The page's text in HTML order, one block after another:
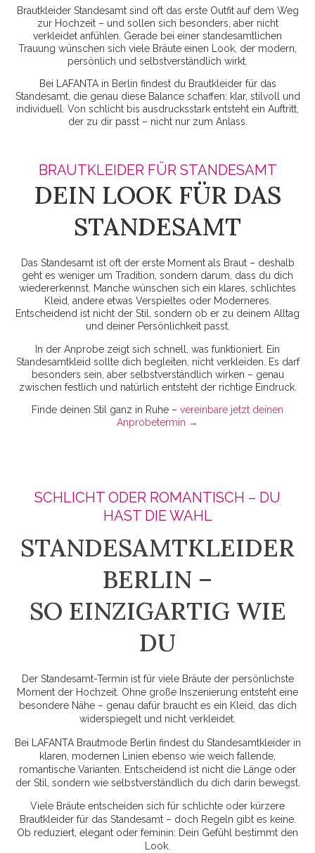
Brautkleider Standesamt sind oft das erste Outfit auf dem Weg
zur Hochzeit – und sollen sich besonders, aber nicht
verkleidet anfühlen. Gerade bei einer standesamtlichen
Trauung wünschen sich viele Bräute einen Look, der modern,
persönlich und selbstverständlich wirkt.
Bei LAFANTA in Berlin findest du Brautkleider für das
Standesamt, die genau diese Balance schaffen: klar, stilvoll und
individuell. Von schlicht bis ausdrucksstark entsteht ein Auftritt,
der zu dir passt – nicht nur zum Anlass.
BRAUTKLEIDER FÜR STANDESAMT
DEIN LOOK FÜR DAS
STANDESAMT
Das Standesamt ist oft der erste Moment als Braut – deshalb
geht es weniger um Tradition, sondern darum, dass du dich
wiedererkennst. Manche wünschen sich ein klares, schlichtes
Kleid, andere etwas Verspieltes oder Moderneres.
Entscheidend ist nicht der Stil, sondern ob er zu deinem Alltag
und deiner Persönlichkeit passt.
In der Anprobe zeigt sich schnell, was funktioniert. Ein
Standesamtkleid sollte dich begleiten, nicht verkleiden. Es darf
besonders sein, aber selbstverständlich wirken – genau
zwischen festlich und natürlich entsteht der richtige Eindruck.
Finde deinen Stil ganz in Ruhe – vereinbare jetzt deinen
Anprobetermin →
SCHLICHT ODER ROMANTISCH – DU
HAST DIE WAHL
STANDESAMTKLEIDER
BERLIN –
SO EINZIGARTIG WIE
DU
Der Standesamt-Termin ist für viele Bräute der persönlichste
Moment der Hochzeit. Ohne große Inszenierung entsteht eine
besondere Nähe – genau dafür braucht es ein Kleid, das dich
widerspiegelt und nicht verkleidet.
Bei LAFANTA Brautmode Berlin findest du Standesamtkleider in
klaren, modernen Linien ebenso wie weich fallende,
romantische Varianten. Entscheidend ist nicht die Länge oder
der Stil, sondern wie selbstverständlich du dich darin bewegst.
Viele Bräute entscheiden sich für schlichte oder kürzere
Brautkleider für das Standesamt – doch Regeln gibt es keine.
Ob reduziert, elegant oder feminin: Dein Gefühl bestimmt den
Look.